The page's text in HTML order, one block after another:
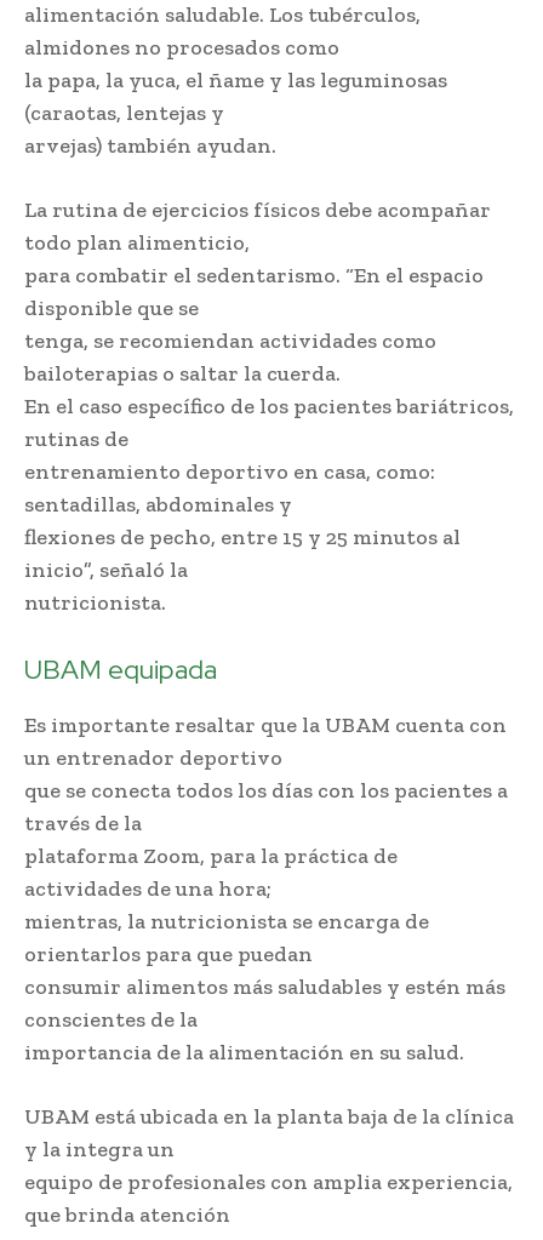
alimentación saludable. Los tubérculos,
almidones no procesados como
la papa, la yuca, el ñame y las leguminosas
(caraotas, lentejas y
arvejas) también ayudan.
La rutina de ejercicios físicos debe acompañar
todo plan alimenticio,
para combatir el sedentarismo. “En el espacio
disponible que se
tenga, se recomiendan actividades como
bailoterapias o saltar la cuerda.
En el caso específico de los pacientes bariátricos,
rutinas de
entrenamiento deportivo en casa, como:
sentadillas, abdominales y
flexiones de pecho, entre 15 y 25 minutos al
inicio”, señaló la
nutricionista.
UBAM equipada
Es importante resaltar que la UBAM cuenta con
un entrenador deportivo
que se conecta todos los días con los pacientes a
través de la
plataforma Zoom, para la práctica de
actividades de una hora;
mientras, la nutricionista se encarga de
orientarlos para que puedan
consumir alimentos más saludables y estén más
conscientes de la
importancia de la alimentación en su salud.
UBAM está ubicada en la planta baja de la clínica
y la integra un
equipo de profesionales con amplia experiencia,
que brinda atención